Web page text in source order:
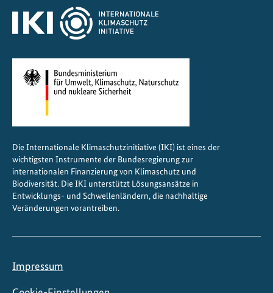
Die Internationale Klimaschutzinitiative (IKI) ist eines der
wichtigsten Instrumente der Bundesregierung zur
internationalen Finanzierung von Klimaschutz und
Biodiversität. Die IKI unterstützt Lösungsansätze in
Entwicklungs- und Schwellenländern, die nachhaltige
Veränderungen vorantreiben.
Impressum